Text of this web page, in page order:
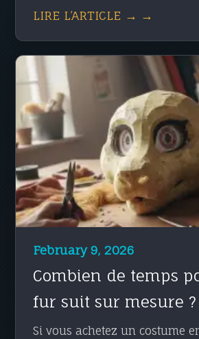
LIRE L’ARTICLE → →
February 9, 2026
Combien de temps
fur suit sur mesure ?
Si vous achetez un costume